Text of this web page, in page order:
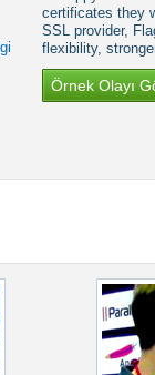
certificates they
SSL provider,
flexibility,
Örnek Olayı
CHA, a leading
existing,
easily produce
state and